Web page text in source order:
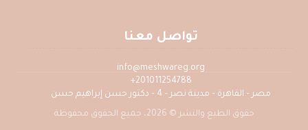
تواصل معنا
info@meshwareg.org
201011254788+
مصر – القاهرة – مدينة نصر – 4 – دكتور حسن إبراهيم حسن
حقوق الطبع والنشر © 2026، جميع الحقوق محفوظة